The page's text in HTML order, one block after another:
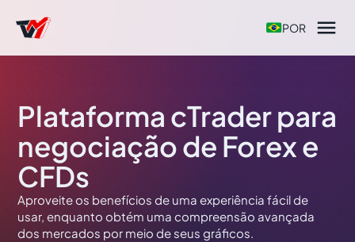
POR 
Plataforma cTrader para
negociação de Forex e
CFDs
Aproveite os benefícios de uma experiência fácil de
usar, enquanto obtém uma compreensão avançada
dos mercados por meio de seus gráficos.